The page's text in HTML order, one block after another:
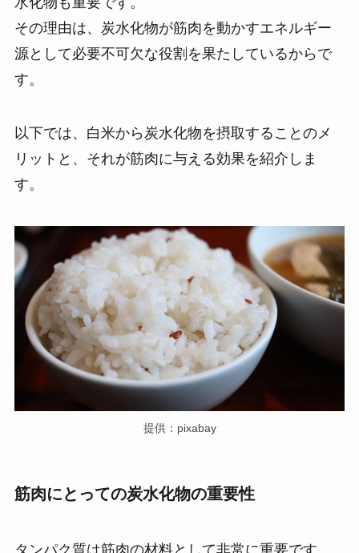
その理由は、炭水化物が筋肉を動かすエネルギー
源として必要不可欠な役割を果たしているからで
す。
以下では、白米から炭水化物を摂取することのメ
リットと、それが筋肉に与える効果を紹介しま
す。
提供：pixabay
筋肉にとっての炭水化物の重要性
タンパク質は筋肉の材料として非常に重要です